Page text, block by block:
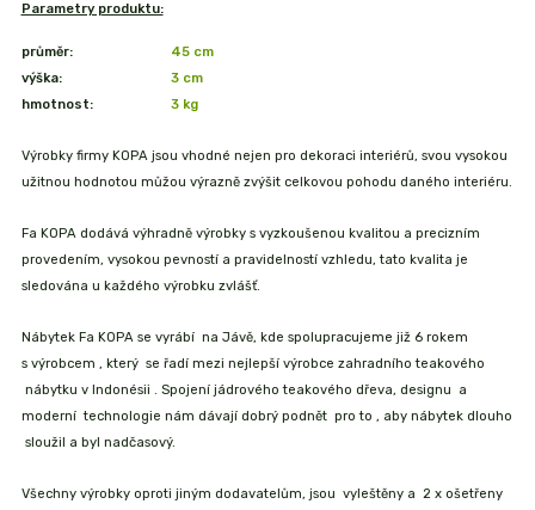
Parametry produktu:
průměr:
45 cm
výška:
3 cm
hmotnost:
3 kg
Výrobky firmy KOPA jsou vhodné nejen pro dekoraci interiérů, svou vysokou
užitnou hodnotou můžou výrazně zvýšit celkovou pohodu daného interiéru.
Fa KOPA dodává výhradně výrobky s vyzkoušenou kvalitou a precizním
provedením, vysokou pevností a pravidelností vzhledu, tato kvalita je
sledována u každého výrobku zvlášť.
Nábytek Fa KOPA se vyrábí na Jávě, kde spolupracujeme již 6 rokem
s výrobcem , který se řadí mezi nejlepší výrobce zahradního teakového
nábytku v Indonésii . Spojení jádrového teakového dřeva, designu a
moderní technologie nám dávají dobrý podnět pro to , aby nábytek dlouho
sloužil a byl nadčasový.
Všechny výrobky oproti jiným dodavatelům, jsou vyleštěny a 2 x ošetřeny